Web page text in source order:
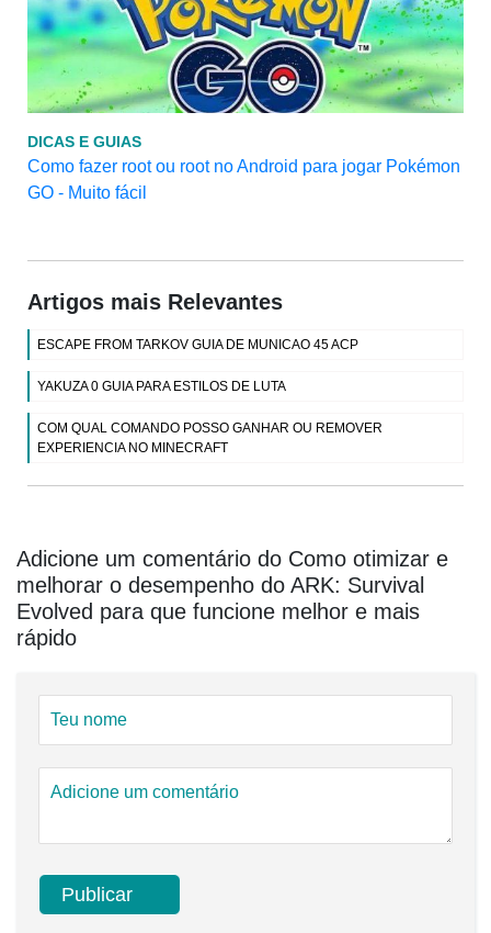
DICAS E GUIAS
Como fazer root ou root no Android para jogar Pokémon
GO - Muito fácil
Artigos mais Relevantes
ESCAPE FROM TARKOV GUIA DE MUNICAO 45 ACP
YAKUZA 0 GUIA PARA ESTILOS DE LUTA
COM QUAL COMANDO POSSO GANHAR OU REMOVER
EXPERIENCIA NO MINECRAFT
Adicione um comentário do Como otimizar e
melhorar o desempenho do ARK: Survival
Evolved para que funcione melhor e mais
rápido